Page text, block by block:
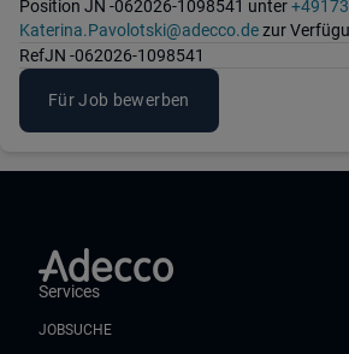
Position JN -062026-1098541 unter
Katerina.Pavolotski@adecco.dezur
RefJN -062026-1098541
Für Job bewerben
Services
JOBSUCHE